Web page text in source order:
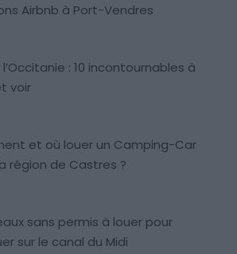
Airbnb à Port-Vendres
: 10 incontournables à
voir
et où louer un Camping-Car
région de Castres ?
sans permis à louer pour
sur le canal du Midi